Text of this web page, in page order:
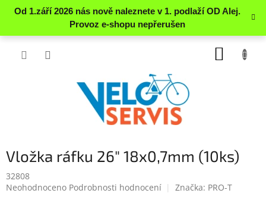
Přejít
Vložka ráfku 26" 18x0,7mm (10ks)
32808
Průměrné
Neohodnoceno Podrobnosti hodnocení Značka: PRO-T